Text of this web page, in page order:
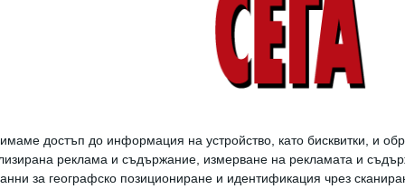
достъп до информация на устройство, като бисквитки, и
реклама и съдържание, измерване на рекламата и
за географско позициониране и идентификация чрез